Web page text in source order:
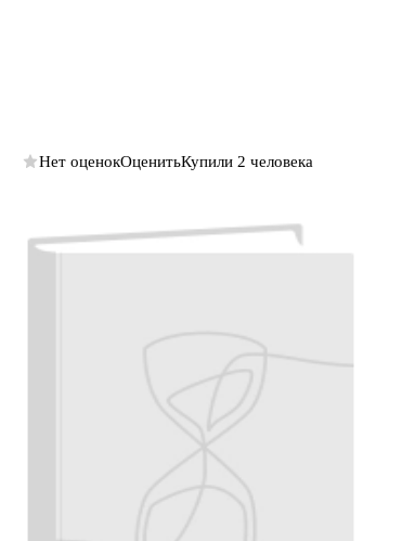
Нет оценокОценитьКупили 2 человека